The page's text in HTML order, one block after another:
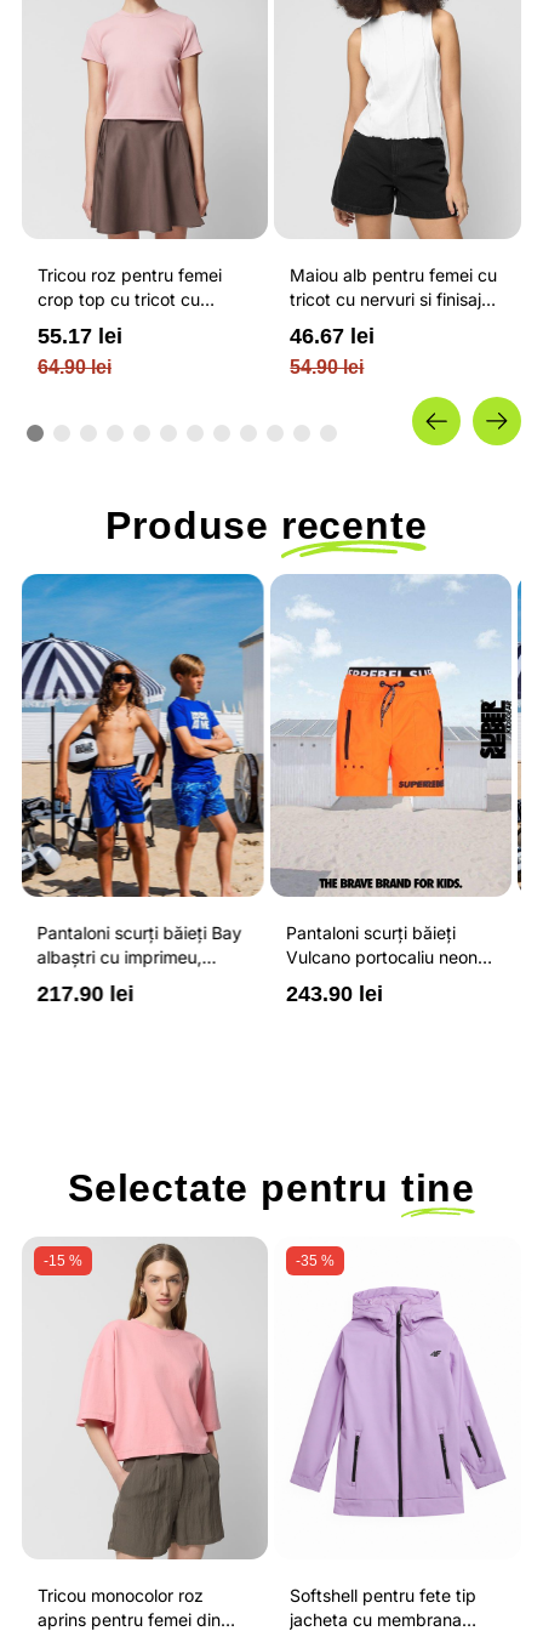
Tricou roz pentru femei
crop top cu tricot cu
nervuri OUTHORN
64.90 lei
55.17 lei
Maiou alb pentru femei cu
tricot cu nervuri si finisaje
brodate OUTHORN
54.90 lei
46.67 lei
Produse recente
Pantaloni scurți băieți
Vulcano portocaliu neon
cu buzunare cu fermoar,
impermeabili și talie
243.90 lei
Pantaloni scurți băieți
Vulcano albaștri cu
buzunare cu fermoar,
impermeabili și talie
243.90 lei
Selectate pentru tine
-15 %
Tricou monocolor roz
aprins pentru femei din
-35 %
Softshell pentru fete tip
jacheta cu membrana